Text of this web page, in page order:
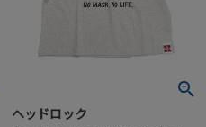
ヘッドロック